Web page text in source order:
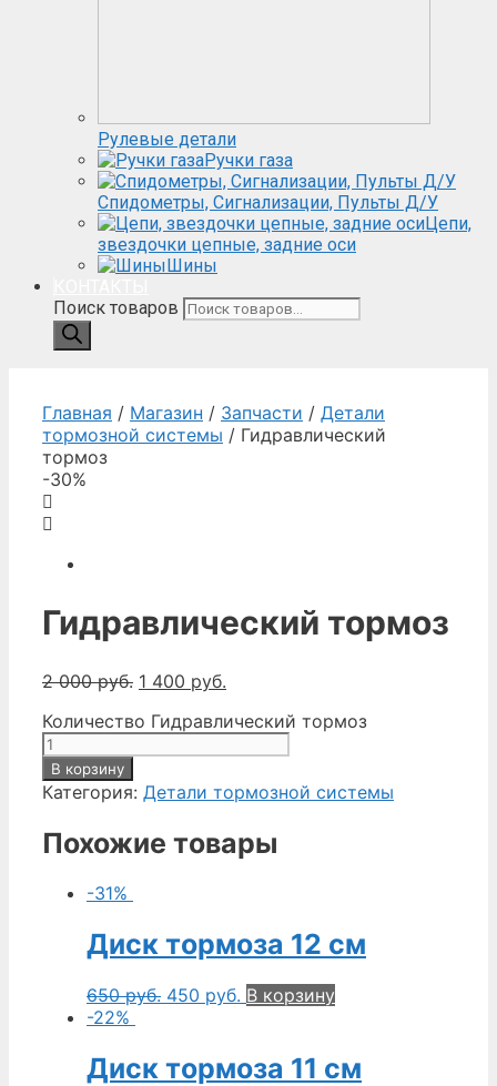
Рулевые детали
Ручки газа
Спидометры, Сигнализации, Пульты Д/У
Цепи,
звездочки цепные, задние оси
Шины
Поиск товаров
Главная / Магазин / Запчасти / Детали
тормозной системы / Гидравлический
тормоз
-30%
Гидравлический тормоз
2 000руб. 1 400 руб.
Количество Гидравлический тормоз
В корзину
Категория: Детали тормозной системы
Похожие товары
-31%
Диск тормоза 12 см
650руб. 450 руб. В корзину
-22%
Диск тормоза 11 см